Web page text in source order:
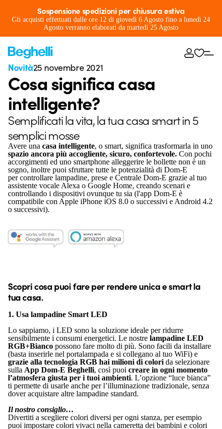
Sospensione spedizioni per chiusura estiva
Gli acquisti effettuati dalle ore 12 di giovedì 6 Agosto fino a lunedì 24
Agosto verranno elaborati da martedì 25 Agosto
Novità25 novembre 2021
Cosa significa casa
intelligente?
Semplificati la vita, la tua casa smart in 5
semplici mosse
Avere una casa intelligente, o smart, significa trasformarla in uno
spazio ancora più accogliente, sicuro, confortevole. Con pochi
accorgimenti ed uno smartphone alleggerire le bollette non è un
sogno, inoltre puoi sfruttare tutte le potenzialità di Dom-E
per controllare lampadine, prese e Centrale Dom-E grazie al tuo
assistente vocale Alexa o Google Home, creando scenari e
controllando i dispositivi ovunque tu sia (l'app Dom-E è
compatibile con Apple iPhone iOS 8.0 o successivi e Android 4.2
o successivi).
Scopri cosa puoi fare per rendere unica e smart la
tua casa.
1. Usa lampadine Smart LED
Lo sappiamo, i LED sono la soluzione ideale per ridurre
sensibilmente i consumi energetici. Le nostre lampadine LED
RGB+Bianco possono fare molto di più. Sono facili da installare
(basta inserirle nel portalampada e si collegano al tuo WiFi) e
grazie alla tecnologia RGB hai milioni di colori da selezionare
sulla App Dom-E Beghelli, così puoi creare in ogni momento
l’atmosfera giusta per i tuoi ambienti. L’opzione “luce bianca”
ti permette di usarle anche per l’illuminazione tradizionale, senza
dover acquistare altre lampadine standard.
Il nostro consiglio…
Divertiti a scegliere colori diversi per ogni stanza, per esempio
puoi impostare colori vivaci nella cameretta dei bambini e colori